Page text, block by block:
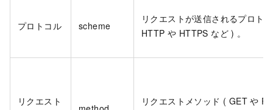
プロトコル scheme
リクエストが送信されるプロト
HTTP や HTTPS など ) 。
リクエスト
リクエストメソッド ( GET や